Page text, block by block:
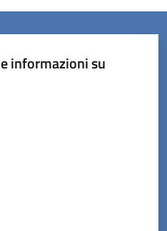
informazioni su